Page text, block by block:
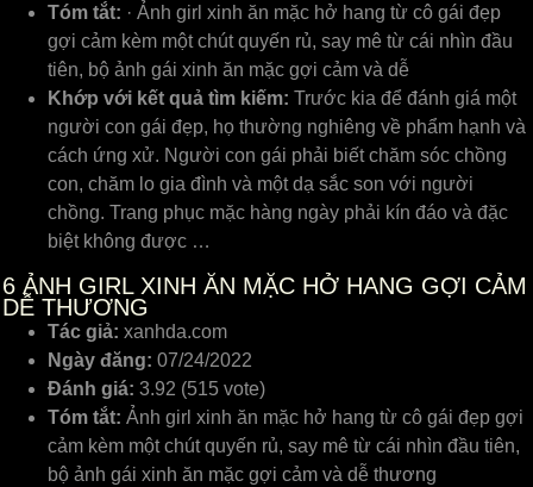
Tóm tắt: · Ảnh girl xinh ăn mặc hở hang từ cô gái đẹp
gợi cảm kèm một chút quyến rủ, say mê từ cái nhìn đầu
tiên, bộ ảnh gái xinh ăn mặc gợi cảm và dễ
Khớp với kết quả tìm kiếm: Trước kia để đánh giá một
người con gái đẹp, họ thường nghiêng về phẩm hạnh và
cách ứng xử. Người con gái phải biết chăm sóc chồng
con, chăm lo gia đình và một dạ sắc son với người
chồng. Trang phục mặc hàng ngày phải kín đáo và đặc
biệt không được …
6 ẢNH GIRL XINH ĂN MẶC HỞ HANG GỢI CẢM
DỄ THƯƠNG
Tác giả: xanhda.com
Ngày đăng: 07/24/2022
Đánh giá: 3.92 (515 vote)
Tóm tắt: Ảnh girl xinh ăn mặc hở hang từ cô gái đẹp gợi
cảm kèm một chút quyến rủ, say mê từ cái nhìn đầu tiên,
bộ ảnh gái xinh ăn mặc gợi cảm và dễ thương